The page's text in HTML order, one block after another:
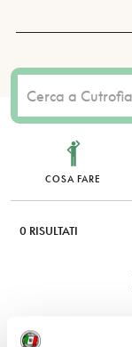
COSA FARE
0 RISULTATI